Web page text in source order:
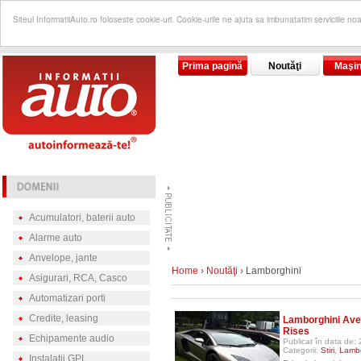
Siteul InformatiiAuto.ro foloseste cookie-uri. Cookie-urile ne ajuta sa imbunatatim serviciile
Prima pagină Noutăţi
Acumulatori, baterii auto
Alarme auto
Anvelope, jante
Asigurari, RCA, Casco
Automatizari porti
Credite, leasing
Echipamente audio
Instalatii GPL
Home › Noutăţi › Lamborghini
Lamborghini
Rises
Publicat în data de:
Categorii: Stiri